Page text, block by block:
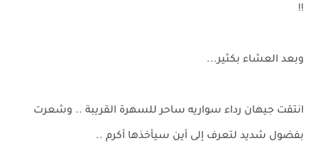
!!
وبعد العشاء بكثير...
انتقت جيهان رداء سواريه ساحر للسهرة القريبة .. وشعرت
بفضول شديد لتعرف إلى أين سيأخذها أكرم ..